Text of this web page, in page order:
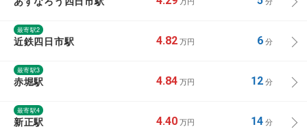
最寄駅2
近鉄四日市駅 4.82 万円 6分
最寄駅3
赤堀駅 4.84 万円 12分
最寄駅4
新正駅 4.40 万円 14分